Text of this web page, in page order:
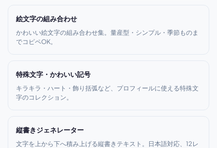
絵文字の組み合わせ
かわいい絵文字の組み合わせ集。量産型・シンプル・季節ものま
でコピペOK。
特殊文字・かわいい記号
キラキラ・ハート・飾り括弧など、プロフィールに使える特殊文
字のコレクション。
縦書きジェネレーター
文字を上から下へ積み上げる縦書きテキスト。日本語対応、12レ